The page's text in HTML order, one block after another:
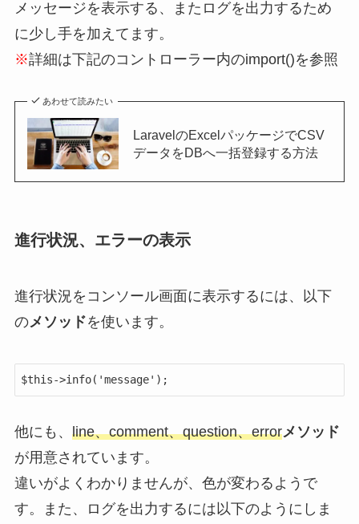
メッセージを表示する、またログを出力するため
に少し手を加えてます。
※詳細は下記のコントローラー内のimport()を参照
あわせて読みたい
LaravelのExcelパッケージでCSV
データをDBへ一括登録する方法
進行状況、エラーの表示
進行状況をコンソール画面に表示するには、以下
のメソッドを使います。
$this->info('message');
他にも、 line、comment、question、errorメソッド
が用意されています。
違いがよくわかりませんが、色が変わるようで
す。また、ログを出力するには以下のようにしま